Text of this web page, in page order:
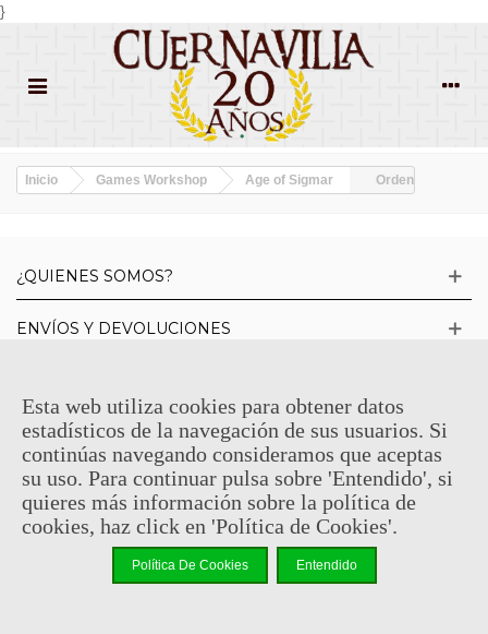
}
Inicio Games Workshop Age of Sigmar Orden
¿QUIENES SOMOS?
ENVÍOS Y DEVOLUCIONES
INFORMACIÓN
MI CUENTA
Esta web utiliza cookies para obtener datos
estadísticos de la navegación de sus usuarios. Si
continúas navegando consideramos que aceptas
su uso. Para continuar pulsa sobre 'Entendido', si
quieres más información sobre la política de
cookies, haz click en 'Política de Cookies'.
Política De Cookies Entendido